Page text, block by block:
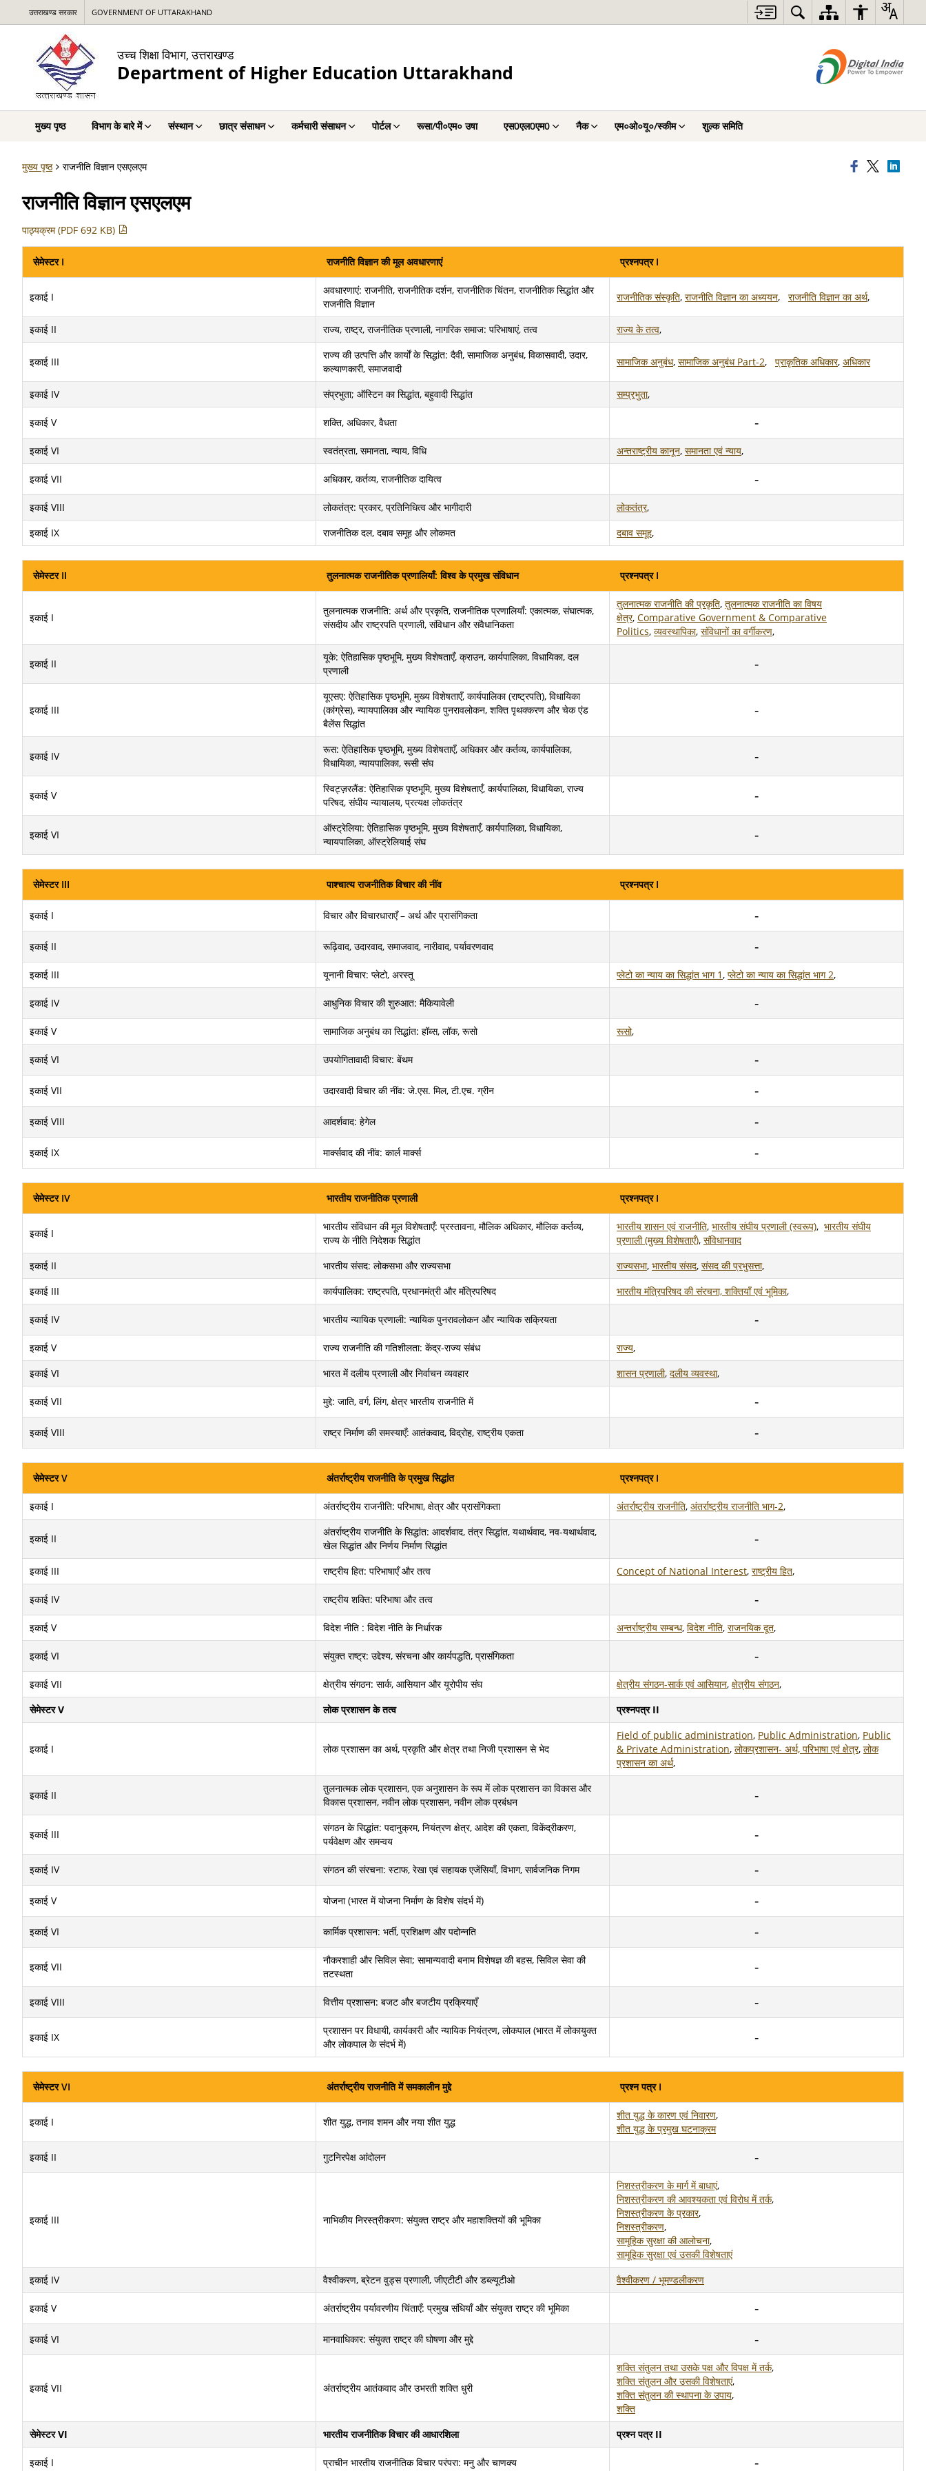
उत्तराखण्ड सरकार GOVERNMENT OF UTTARAKHAND
उच्च शिक्षा विभाग, उत्तराखण्ड
Department of Higher Education Uttarakhand
मुख्य पृष्ठ विभाग के बारे में संस्थान छात्र संसाधन कर्मचारी संसाधन पोर्टल रूसा/पी०एम० उषा एस0एल0एम0 नैक एम०ओ०यू०/स्कीम शुल्क समिति
मुख्य पृष्ठ राजनीति विज्ञान एसएलएम
राजनीति विज्ञान एसएलएम
पाठ्यक्रम (PDF 692 KB)
सेमेस्टर I राजनीति विज्ञान की मूल अवधारणाएं प्रश्नपत्र I
इकाई I
अवधारणाएं: राजनीति, राजनीतिक दर्शन, राजनीतिक चिंतन, राजनीतिक सिद्धांत और
राजनीति विज्ञान
राजनीतिक संस्कृति, राजनीति विज्ञान का अध्ययन, राजनीति विज्ञान का अर्थ,
इकाई II राज्य, राष्ट्र, राजनीतिक प्रणाली, नागरिक समाज: परिभाषाएं, तत्व राज्य के तत्व,
इकाई III
राज्य की उत्पत्ति और कार्यों के सिद्धांत: दैवी, सामाजिक अनुबंध, विकासवादी, उदार,
कल्याणकारी, समाजवादी
सामाजिक अनुबंध, सामाजिक अनुबंध Part-2, प्राकृतिक अधिकार, अधिकार
इकाई IV संप्रभुता; ऑस्टिन का सिद्धांत, बहुवादी सिद्धांत सम्प्रभुता,
इकाई V शक्ति, अधिकार, वैधता
इकाई VI स्वतंत्रता, समानता, न्याय, विधि अन्तराष्ट्रीय कानून, समानता एवं न्याय,
इकाई VII अधिकार, कर्तव्य, राजनीतिक दायित्व
इकाई VIII लोकतंत्र: प्रकार, प्रतिनिधित्व और भागीदारी लोकतंत्र,
इकाई IX
राजनीतिक दल, दबाव समूह और लोकमत दबाव समूह,
सेमेस्टर II तुलनात्मक राजनीतिक प्रणालियाँ: विश्व के प्रमुख संविधान प्रश्नपत्र I
इकाई I
तुलनात्मक राजनीति: अर्थ और प्रकृति, राजनीतिक प्रणालियाँ: एकात्मक, संघात्मक,
संसदीय और राष्ट्रपति प्रणाली, संविधान और संवैधानिकता
तुलनात्मक राजनीति की प्रकृति, तुलनात्मक राजनीति का विषय
क्षेत्र, Comparative Government & Comparative
Politics, व्यवस्थापिका, संविधानों का वर्गीकरण,
इकाई II
यूके: ऐतिहासिक पृष्ठभूमि, मुख्य विशेषताएँ, क्राउन, कार्यपालिका, विधायिका, दल
प्रणाली
इकाई III
यूएसए: ऐतिहासिक पृष्ठभूमि, मुख्य विशेषताएँ, कार्यपालिका (राष्ट्रपति), विधायिका
(कांग्रेस), न्यायपालिका और न्यायिक पुनरावलोकन, शक्ति पृथक्करण और चेक एंड
बैलेंस सिद्धांत
इकाई IV
रूस: ऐतिहासिक पृष्ठभूमि, मुख्य विशेषताएँ, अधिकार और कर्तव्य, कार्यपालिका,
विधायिका, न्यायपालिका, रूसी संघ
इकाई V
स्विट्ज़रलैंड: ऐतिहासिक पृष्ठभूमि, मुख्य विशेषताएँ, कार्यपालिका, विधायिका, राज्य
परिषद, संघीय न्यायालय, प्रत्यक्ष लोकतंत्र
इकाई VI
ऑस्ट्रेलिया: ऐतिहासिक पृष्ठभूमि, मुख्य विशेषताएँ, कार्यपालिका, विधायिका,
न्यायपालिका, ऑस्ट्रेलियाई संघ
सेमेस्टर III पाश्चात्य राजनीतिक विचार की नींव प्रश्नपत्र I
इकाई I विचार और विचारधाराएँ – अर्थ और प्रासंगिकता
इकाई II रूढ़िवाद, उदारवाद, समाजवाद, नारीवाद, पर्यावरणवाद
इकाई III यूनानी विचार: प्लेटो, अरस्तू प्लेटो का न्याय का सिद्धांत भाग 1, प्लेटो का न्याय का सिद्धांत भाग 2,
इकाई IV आधुनिक विचार की शुरुआत: मैकियावेली
इकाई V सामाजिक अनुबंध का सिद्धांत: हॉब्स, लॉक, रूसो रूसो,
इकाई VI उपयोगितावादी विचार: बेंथम
इकाई VII उदारवादी विचार की नींव: जे.एस. मिल, टी.एच. ग्रीन
इकाई VIII आदर्शवाद: हेगेल
इकाई IX मार्क्सवाद की नींव: कार्ल मार्क्स
सेमेस्टर IV भारतीय राजनीतिक प्रणाली प्रश्नपत्र I
इकाई I
भारतीय संविधान की मूल विशेषताएँ: प्रस्तावना, मौलिक अधिकार, मौलिक कर्तव्य,
राज्य के नीति निदेशक सिद्धांत
भारतीय शासन एवं राजनीति, भारतीय संघीय प्रणाली (स्वरूप), भारतीय संघीय
प्रणाली (मुख्य विशेषताएँ), संविधानवाद
इकाई II
भारतीय संसद: लोकसभा और राज्यसभा राज्यसभा, भारतीय संसद, संसद की प्रभुसत्ता,
इकाई III
कार्यपालिका: राष्ट्रपति, प्रधानमंत्री और मंत्रिपरिषद भारतीय मंत्रिपरिषद की संरचना, शक्तियाँ एवं भूमिका,
इकाई IV भारतीय न्यायिक प्रणाली: न्यायिक पुनरावलोकन और न्यायिक सक्रियता
इकाई V राज्य राजनीति की गतिशीलता: केंद्र-राज्य संबंध राज्य,
इकाई VI
भारत में दलीय प्रणाली और निर्वाचन व्यवहार शासन प्रणाली, दलीय व्यवस्था,
इकाई VII मुद्दे: जाति, वर्ग, लिंग, क्षेत्र भारतीय राजनीति में
इकाई VIII राष्ट्र निर्माण की समस्याएँ: आतंकवाद, विद्रोह, राष्ट्रीय एकता
सेमेस्टर V अंतर्राष्ट्रीय राजनीति के प्रमुख सिद्धांत प्रश्नपत्र I
इकाई I अंतर्राष्ट्रीय राजनीति: परिभाषा, क्षेत्र और प्रासंगिकता अंतर्राष्ट्रीय राजनीति, अंतर्राष्ट्रीय राजनीति भाग-2,
इकाई II
अंतर्राष्ट्रीय राजनीति के सिद्धांत: आदर्शवाद, तंत्र सिद्धांत, यथार्थवाद, नव-यथार्थवाद,
खेल सिद्धांत और निर्णय निर्माण सिद्धांत
इकाई III
राष्ट्रीय हित: परिभाषाएँ और तत्व Concept of National Interest, राष्ट्रीय हित,
इकाई IV राष्ट्रीय शक्ति: परिभाषा और तत्व
इकाई V विदेश नीति : विदेश नीति के निर्धारक अन्तर्राष्ट्रीय सम्बन्ध, विदेश नीति, राजनयिक दूत,
इकाई VI संयुक्त राष्ट्र: उद्देश्य, संरचना और कार्यपद्धति, प्रासंगिकता
इकाई VII क्षेत्रीय संगठन: सार्क, आसियान और यूरोपीय संघ क्षेत्रीय संगठन-सार्क एवं आसियान, क्षेत्रीय संगठन,
सेमेस्टर V
लोक प्रशासन के तत्व प्रश्नपत्र II
इकाई I लोक प्रशासन का अर्थ, प्रकृति और क्षेत्र तथा निजी प्रशासन से भेद
Field of public administration, Public Administration, Public
& Private Administration, लोकप्रशासन- अर्थ, परिभाषा एवं क्षेत्र, लोक
प्रशासन का अर्थ,
इकाई II
तुलनात्मक लोक प्रशासन, एक अनुशासन के रूप में लोक प्रशासन का विकास और
विकास प्रशासन, नवीन लोक प्रशासन, नवीन लोक प्रबंधन
इकाई III
संगठन के सिद्धांत: पदानुक्रम, नियंत्रण क्षेत्र, आदेश की एकता, विकेंद्रीकरण,
पर्यवेक्षण और समन्वय
इकाई IV संगठन की संरचना: स्टाफ, रेखा एवं सहायक एजेंसियाँ, विभाग, सार्वजनिक निगम
इकाई V योजना (भारत में योजना निर्माण के विशेष संदर्भ में)
इकाई VI कार्मिक प्रशासन: भर्ती, प्रशिक्षण और पदोन्नति
इकाई VII
नौकरशाही और सिविल सेवा; सामान्यवादी बनाम विशेषज्ञ की बहस, सिविल सेवा की
तटस्थता
इकाई VIII वित्तीय प्रशासन: बजट और बजटीय प्रक्रियाएँ
इकाई IX
प्रशासन पर विधायी, कार्यकारी और न्यायिक नियंत्रण, लोकपाल (भारत में लोकायुक्त
और लोकपाल के संदर्भ में)
सेमेस्टर VI अंतर्राष्ट्रीय राजनीति में समकालीन मुद्दे प्रश्न पत्र I
इकाई I शीत युद्ध, तनाव शमन और नया शीत युद्ध
शीत युद्ध के कारण एवं निवारण,
शीत युद्ध के प्रमुख घटनाक्रम
इकाई II गुटनिरपेक्ष आंदोलन
इकाई III नाभिकीय निरस्त्रीकरण: संयुक्त राष्ट्र और महाशक्तियों की भूमिका
निशस्त्रीकरण के मार्ग में बाधाएं,
निशस्त्रीकरण की आवश्यकता एवं विरोध में तर्क,
निशस्त्रीकरण के प्रकार,
निशस्त्रीकरण,
सामूहिक सुरक्षा की आलोचना,
सामूहिक सुरक्षा एवं उसकी विशेषताएं
इकाई IV
वैश्वीकरण, ब्रेटन वुड्स प्रणाली, जीएटीटी और डब्ल्यूटीओ वैश्वीकरण / भूमण्डलीकरण
इकाई V अंतर्राष्ट्रीय पर्यावरणीय चिंताएँ: प्रमुख संधियाँ और संयुक्त राष्ट्र की भूमिका
इकाई VI मानवाधिकार: संयुक्त राष्ट्र की घोषणा और मुद्दे
इकाई VII अंतर्राष्ट्रीय आतंकवाद और उभरती शक्ति धुरी
शक्ति संतुलन तथा उसके पक्ष और विपक्ष में तर्क,
शक्ति संतुलन और उसकी विशेषताएं,
शक्ति संतुलन की स्थापना के उपाय,
शक्ति
सेमेस्टर VI
भारतीय राजनीतिक विचार की आधारशिला प्रश्न पत्र II
इकाई I प्राचीन भारतीय राजनीतिक विचार परंपरा: मनु और चाणक्य